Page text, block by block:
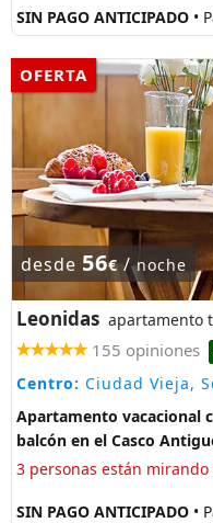
SIN PAGO ANTICIPADO •
OFERTA
desde 56€/noche
Leonidas apartamento
155 opiniones
Centro: Ciudad Vieja,
Apartamento vacacional
balcón en el Casco
3 personas están mirando
SIN PAGO ANTICIPADO •